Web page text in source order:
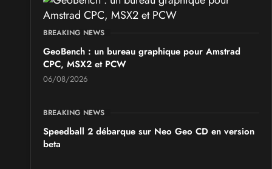
BREAKING NEWS
GeoBench : un bureau graphique pour Amstrad
CPC, MSX2 et PCW
06/08/2026
BREAKING NEWS
Speedball 2 débarque sur Neo Geo CD en version
beta